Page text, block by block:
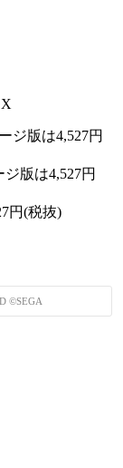
ジ版は4,527円
版は4,527円
円(税抜)
©SEGA